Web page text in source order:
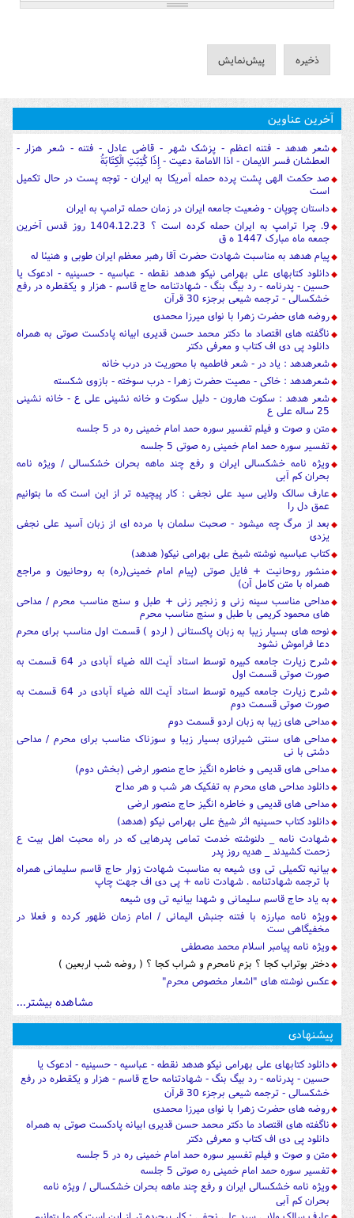
آخرین عناوین
شعر هدهد - فتنه اعظم - پزشک شهر - قاضی عادل - فتنه - شعر هزار -
العطشان فسر الایمان - اذا الامامة دعیت - إِذَا كُتِبَتِ الْكِتَابَةُ
صد حکمت الهی پشت پرده حمله آمریکا به ایران - توجه پست در حال تکمیل
است
داستان چوپان - وضعیت جامعه ایران در زمان حمله ترامپ به ایران
9. چرا ترامپ به ایران حمله کرده است ؟ 1404.12.23 روز قدس آخرین
جمعه ماه مبارک 1447 ه ق
پیام هدهد به مناسبت شهادت حضرت آقا رهبر معظم ایران طوبی و هنیئا له
دانلود کتابهای علی بهرامی نیکو هدهد نقطه - عباسیه - حسینیه - ادعوک یا
حسین - پدرنامه - رد بیگ بنگ - شهادتنامه حاج قاسم - هزار و یکقطره در رفع
خشکسالی - ترجمه شیعی برجزء 30 قرآن
روضه های حضرت زهرا با نوای میرزا محمدی
ناگفته های اقتصاد ما دکتر محمد حسن قدیری ابیانه پادکست صوتی به همراه
دانلود پی دی اف کتاب و معرفی دکتر
شعرهدهد : یاد در - شعر فاطمیه با محوریت در درب خانه
شعرهدهد : خاکی - مصیت حضرت زهرا - درب سوخته - بازوی شکسته
شعر هدهد : سکوت هارون - دلیل سکوت و خانه نشینی علی ع - خانه نشینی
25 ساله علی ع
متن و صوت و فیلم تفسیر سوره حمد امام خمینی ره در 5 جلسه
تفسیر سوره حمد امام خمینی ره صوتی 5 جلسه
ویژه نامه خشکسالی ایران و رفع چند ماهه بحران خشکسالی / ویژه نامه
بحران کم آبی
عارف سالک ولایی سید علی نجفی : کار پیچیده تر از این است که ما بتوانیم
عمق دل را
بعد از مرگ چه میشود - صحبت سلمان با مرده ای از زبان آسید علی نجفی
یزدی
کتاب عباسیه نوشته شیخ علی بهرامی نیکو( هدهد)
منشور روحانیت + فایل صوتی (پیام امام خمینی(ره) به روحانیون و مراجع
همراه با متن کامل آن)
مداحی مناسب سینه زنی و زنجیر زنی + طبل و سنج مناسب محرم / مداحی
های محمود کریمی با طبل و سنج مناسب محرم
نوحه های بسیار زیبا به زبان پاکستانی ( اردو ) قسمت اول مناسب برای محرم
دعا فراموش نشود
شرح زیارت جامعه کبیره توسط استاد آیت الله ضیاء آبادی در 64 قسمت به
صورت صوتی قسمت اول
شرح زیارت جامعه کبیره توسط استاد آیت الله ضیاء آبادی در 64 قسمت به
صورت صوتی قسمت دوم
مداحی های زیبا به زبان اردو قسمت دوم
مداحی های سنتی شیرازی بسیار زیبا و سوزناک مناسب برای محرم / مداحی
دشتی با نی
مداحی های قدیمی و خاطره انگیز حاج منصور ارضی (بخش دوم)
دانلود مداحی های محرم به تفکیک هر شب و هر مداح
مداحی های قدیمی و خاطره انگیز حاج منصور ارضی
دانلود کتاب حسینیه اثر شیخ علی بهرامی نیکو (هدهد)
شهادت نامه _ دلنوشته خدمت تمامی پدرهایی که در راه محبت اهل بیت ع
زحمت کشیدند _ هدیه روز پدر
بیانیه تکمیلی تی وی شیعه به مناسبت شهادت زوار حاج قاسم سلیمانی همراه
با ترجمه شهادتنامه . شهادت نامه + پی دی اف جهت چاپ
به یاد حاج قاسم سلیمانی و شهدا بیانیه تی وی شیعه
ویژه نامه مبارزه با فتنه جنبش الیمانی / امام زمان ظهور کرده و فعلا در
مخفیگاهی ست
ویژه نامه پیامبر اسلام محمد مصطفی
دختر بوتراب کجا ؟ بزم نامحرم و شراب کجا ؟ ( روضه شب اربعین )
عکس نوشته های "اشعار مخصوص محرم"
مشاهده بیشتر...
پیشنهادی
دانلود کتابهای علی بهرامی نیکو هدهد نقطه - عباسیه - حسینیه - ادعوک یا
حسین - پدرنامه - رد بیگ بنگ - شهادتنامه حاج قاسم - هزار و یکقطره در رفع
خشکسالی - ترجمه شیعی برجزء 30 قرآن
روضه های حضرت زهرا با نوای میرزا محمدی
ناگفته های اقتصاد ما دکتر محمد حسن قدیری ابیانه پادکست صوتی به همراه
دانلود پی دی اف کتاب و معرفی دکتر
متن و صوت و فیلم تفسیر سوره حمد امام خمینی ره در 5 جلسه
تفسیر سوره حمد امام خمینی ره صوتی 5 جلسه
ویژه نامه خشکسالی ایران و رفع چند ماهه بحران خشکسالی / ویژه نامه
بحران کم آبی